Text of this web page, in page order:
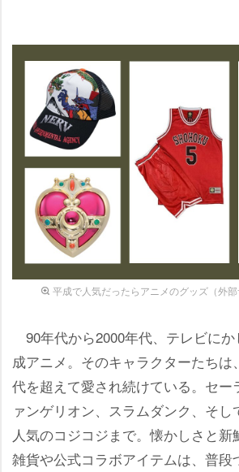
平成で人気だったらアニメのグッズ（外部
90年代から2000年代、テレビに
成アニメ。そのキャラクターたちは
代を超えて愛され続けている。セー
ァンゲリオン、スラムダンク、そ
人気のコジコジまで。懐かしさと新
雑貨や公式コラボアイテムは、普段